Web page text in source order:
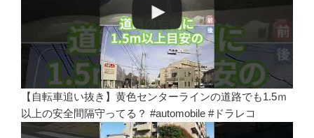
【自転車追い抜き】黄色センターラインの道路でも1.5ｍ
以上の安全間隔守ってる？ #automobile #ドラレコ